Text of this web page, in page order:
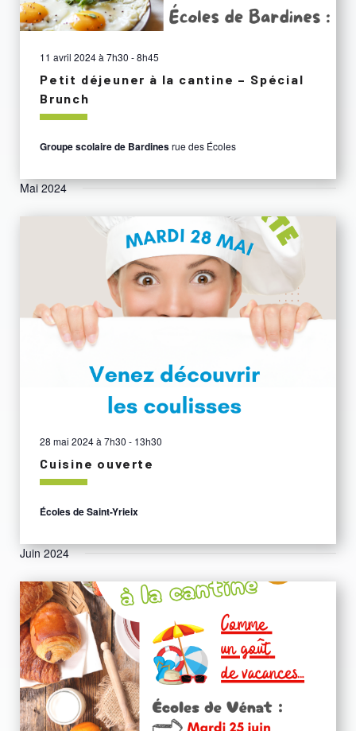
11 avril 2024 à 7h30 -8h45
Petit déjeuner à la cantine – Spécial
Brunch
Groupe scolaire de Bardinesrue des Écoles
Mai 2024
28 mai 2024 à 7h30 - 13h30
Cuisine ouverte
Écoles de Saint-Yrieix
Juin 2024